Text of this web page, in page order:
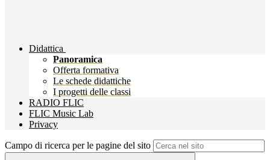
Didattica
Panoramica
Offerta formativa
Le schede didattiche
I progetti delle classi
RADIO FLIC
FLIC Music Lab
Privacy
Campo di ricerca per le pagine del sito